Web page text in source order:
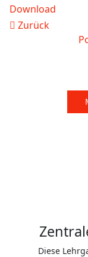
Download
Zurück
Diese